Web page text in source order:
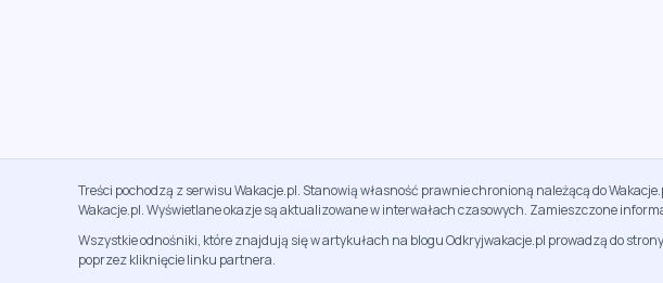
Treści pochodzą z serwisu Wakacje.pl. Stanowią własność prawnie chronioną należącą do
Wakacje.pl. Wyświetlane okazje są aktualizowane w interwałach czasowych. Zamieszczone
Wszystkie odnośniki, które znajdują się w artykułach na blogu Odkryjwakacje.pl prowadzą do
poprzez kliknięcie linku partnera.